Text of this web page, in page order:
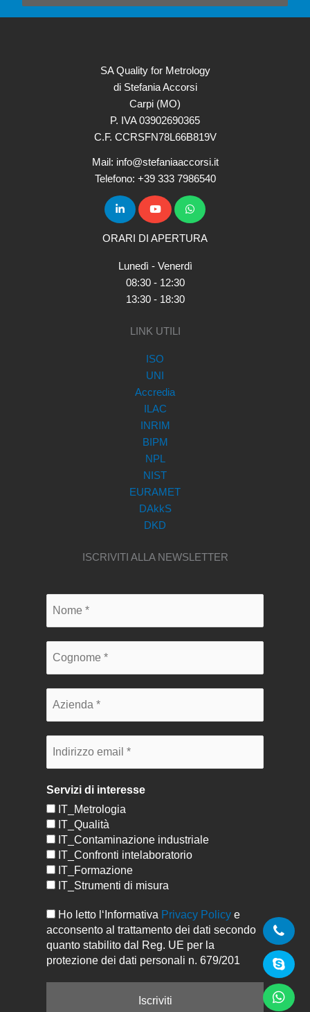
SA Quality for Metrology
di Stefania Accorsi
Carpi (MO)
P. IVA 03902690365
C.F. CCRSFN78L66B819V
Mail: info@stefaniaaccorsi.it
Telefono: +39 333 7986540
ORARI DI APERTURA
Lunedì - Venerdì
08:30 - 12:30
13:30 - 18:30
LINK UTILI
ISO
UNI
Accredia
ILAC
INRIM
BIPM
NPL
NIST
EURAMET
DAkkS
DKD
ISCRIVITI ALLA NEWSLETTER
Servizi di interesse
IT_Metrologia
IT_Qualità
IT_Contaminazione industriale
IT_Confronti intelaboratorio
IT_Formazione
IT_Strumenti di misura
Ho letto l‘Informativa Privacy Policy e
acconsento al trattamento dei dati secondo
quanto stabilito dal Reg. UE per la
protezione dei dati personali n. 679/201